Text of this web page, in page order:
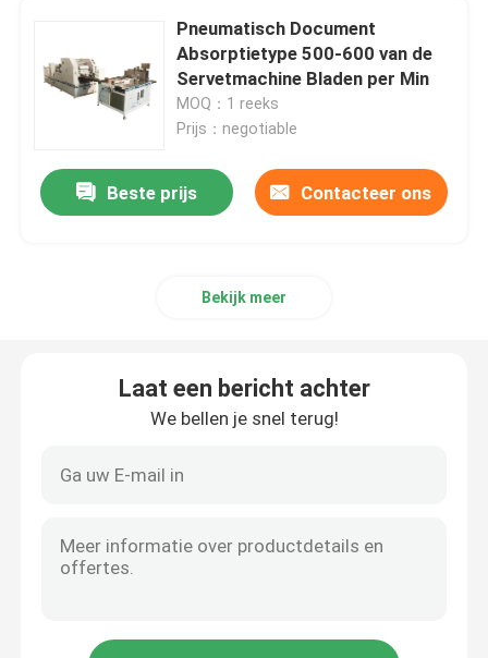
VR-show
Pneumatisch Document
Absorptietype 500-600 van de
Servetmachine Bladen per Min
MOQ：1 reeks
Prijs：negotiable
Beste prijs Contacteer ons
Bekijk meer
Laat een bericht achter
We bellen je snel terug!